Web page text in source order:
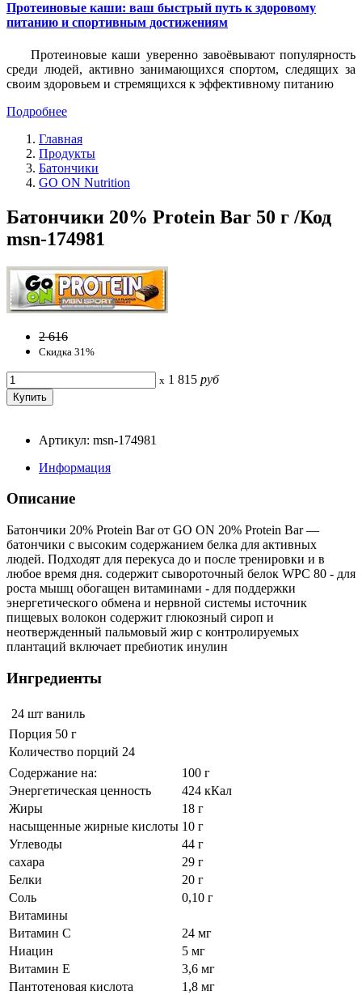
Протеиновые каши: ваш быстрый путь к здоровому
питанию и спортивным достижениям
Протеиновые каши уверенно завоёвывают популярность
среди людей, активно занимающихся спортом, следящих за
своим здоровьем и стремящихся к эффективному питанию
Подробнее
Главная
Продукты
Батончики
GO ON Nutrition
Батончики 20% Protein Bar 50 г /Код
msn-174981
2 616
Скидка 31%
x 1 815 руб
Артикул: msn-174981
Информация
Описание
Батончики 20% Protein Bar от GO ON 20% Protein Bar —
батончики с высоким содержанием белка для активных
людей. Подходят для перекуса до и после тренировки и в
любое время дня. содержит сывороточный белок WPC 80 - для
роста мышц обогащен витаминами - для поддержки
энергетического обмена и нервной системы источник
пищевых волокон содержит глюкозный сироп и
неотвержденный пальмовый жир с контролируемых
плантаций включает пребиотик инулин
Ингредиенты
24 шт ваниль
Порция 50 г
Количество порций 24
Содержание на:
100 г
Энергетическая ценность
424 кКал
Жиры
18 г
насыщенные жирные кислоты 10 г
Углеводы
44 г
сахара
29 г
Белки
20 г
Соль
0,10 г
Витамины
Витамин С
24 мг
Ниацин
5 мг
Витамин Е
3,6 мг
Пантотеновая кислота
1,8 мг